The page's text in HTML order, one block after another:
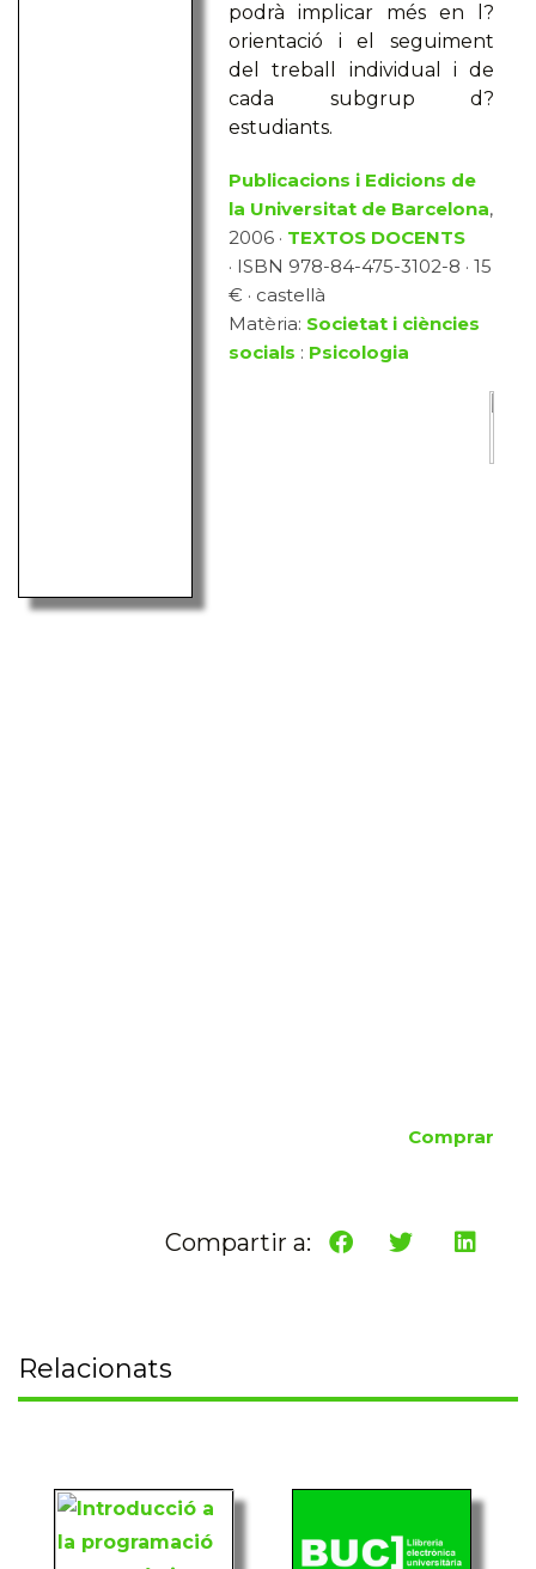
podrà implicar més en l?
orientació i el seguiment
del treball individual i de
cada subgrup d?
estudiants.
Publicacions i Edicions de
la Universitat de Barcelona,
2006 · TEXTOS DOCENTS
· ISBN 978-84-475-3102-8 · 15
€ · castellà
Matèria: Societat i ciències
socials : Psicologia
Comprar
Compartir a:
Relacionats